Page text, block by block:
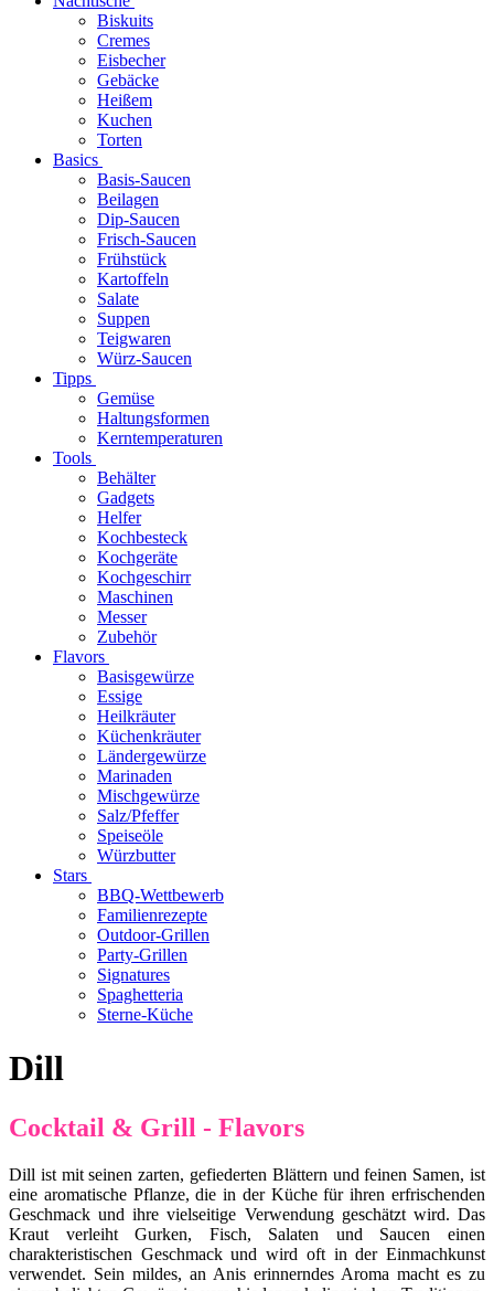
Biskuits
Cremes
Eisbecher
Gebäcke
Heißem
Kuchen
Torten
Basics
Basis-Saucen
Beilagen
Dip-Saucen
Frisch-Saucen
Frühstück
Kartoffeln
Salate
Suppen
Teigwaren
Würz-Saucen
Tipps
Gemüse
Haltungsformen
Kerntemperaturen
Tools
Behälter
Gadgets
Helfer
Kochbesteck
Kochgeräte
Kochgeschirr
Maschinen
Messer
Zubehör
Flavors
Basisgewürze
Essige
Heilkräuter
Küchenkräuter
Ländergewürze
Marinaden
Mischgewürze
Salz/Pfeffer
Speiseöle
Würzbutter
Stars
BBQ-Wettbewerb
Familienrezepte
Outdoor-Grillen
Party-Grillen
Signatures
Spaghetteria
Sterne-Küche
Dill
Cocktail & Grill - Flavors
Dill ist mit seinen zarten, gefiederten Blättern und feinen Samen, ist
eine aromatische Pflanze, die in der Küche für ihren erfrischenden
Geschmack und ihre vielseitige Verwendung geschätzt wird. Das
Kraut verleiht Gurken, Fisch, Salaten und Saucen einen
charakteristischen Geschmack und wird oft in der Einmachkunst
verwendet. Sein mildes, an Anis erinnerndes Aroma macht es zu